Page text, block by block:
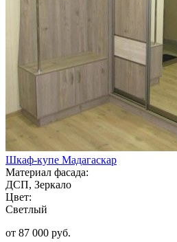
Шкаф-купе Мадагаскар
Материал фасада:
ДСП, Зеркало
Цвет:
Светлый
от 87 000 руб.